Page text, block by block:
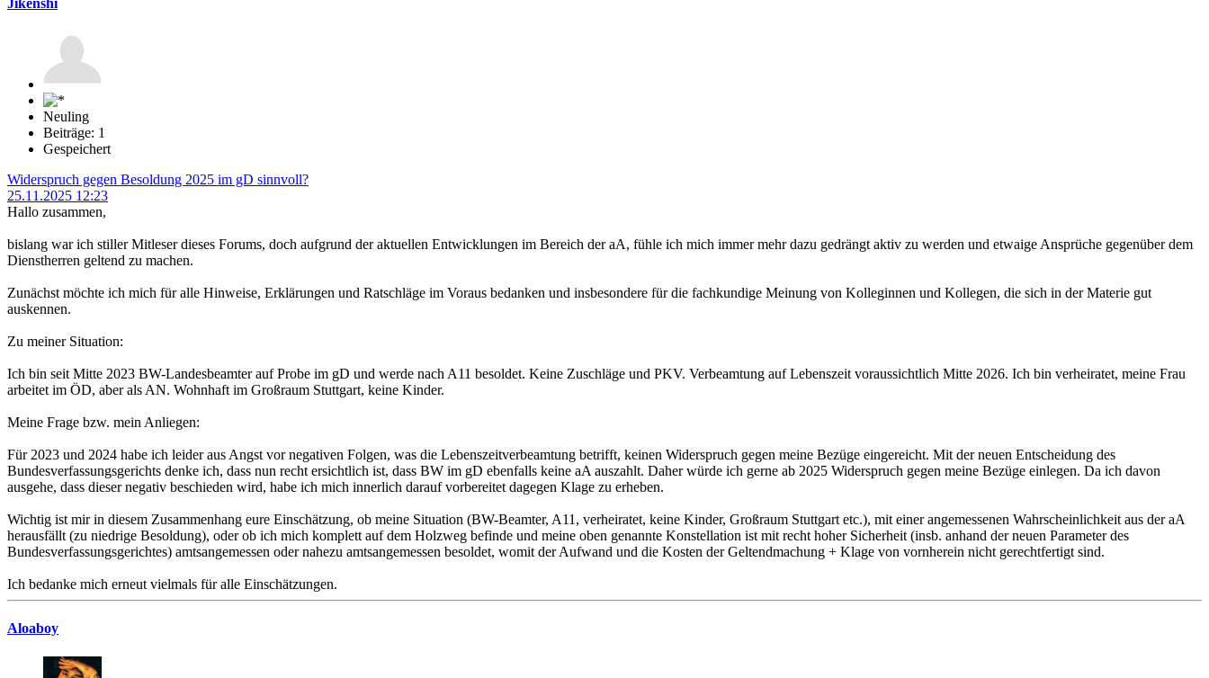
Jikenshi
Neuling
Beiträge: 1
Gespeichert
Widerspruch gegen Besoldung 2025 im gD sinnvoll?
25.11.2025 12:23
Hallo zusammen,
bislang war ich stiller Mitleser dieses Forums, doch aufgrund der aktuellen Entwicklungen im Bereich der aA, fühle ich mich immer mehr dazu gedrängt aktiv zu werden und etwaige Ansprüche gegenüber dem
Dienstherren geltend zu machen.
Zunächst möchte ich mich für alle Hinweise, Erklärungen und Ratschläge im Voraus bedanken und insbesondere für die fachkundige Meinung von Kolleginnen und Kollegen, die sich in der Materie gut
auskennen.
Zu meiner Situation:
Ich bin seit Mitte 2023 BW-Landesbeamter auf Probe im gD und werde nach A11 besoldet. Keine Zuschläge und PKV. Verbeamtung auf Lebenszeit voraussichtlich Mitte 2026. Ich bin verheiratet, meine Frau
arbeitet im ÖD, aber als AN. Wohnhaft im Großraum Stuttgart, keine Kinder.
Meine Frage bzw. mein Anliegen:
Für 2023 und 2024 habe ich leider aus Angst vor negativen Folgen, was die Lebenszeitverbeamtung betrifft, keinen Widerspruch gegen meine Bezüge eingereicht. Mit der neuen Entscheidung des
Bundesverfassungsgerichts denke ich, dass nun recht ersichtlich ist, dass BW im gD ebenfalls keine aA auszahlt. Daher würde ich gerne ab 2025 Widerspruch gegen meine Bezüge einlegen. Da ich davon
ausgehe, dass dieser negativ beschieden wird, habe ich mich innerlich darauf vorbereitet dagegen Klage zu erheben.
Wichtig ist mir in diesem Zusammenhang eure Einschätzung, ob meine Situation (BW-Beamter, A11, verheiratet, keine Kinder, Großraum Stuttgart etc.), mit einer angemessenen Wahrscheinlichkeit aus der aA
herausfällt (zu niedrige Besoldung), oder ob ich mich komplett auf dem Holzweg befinde und meine oben genannte Konstellation ist mit recht hoher Sicherheit (insb. anhand der neuen Parameter des
Bundesverfassungsgerichtes) amtsangemessen oder nahezu amtsangemessen besoldet, womit der Aufwand und die Kosten der Geltendmachung + Klage von vornherein nicht gerechtfertigt sind.
Ich bedanke mich erneut vielmals für alle Einschätzungen.
Aloaboy